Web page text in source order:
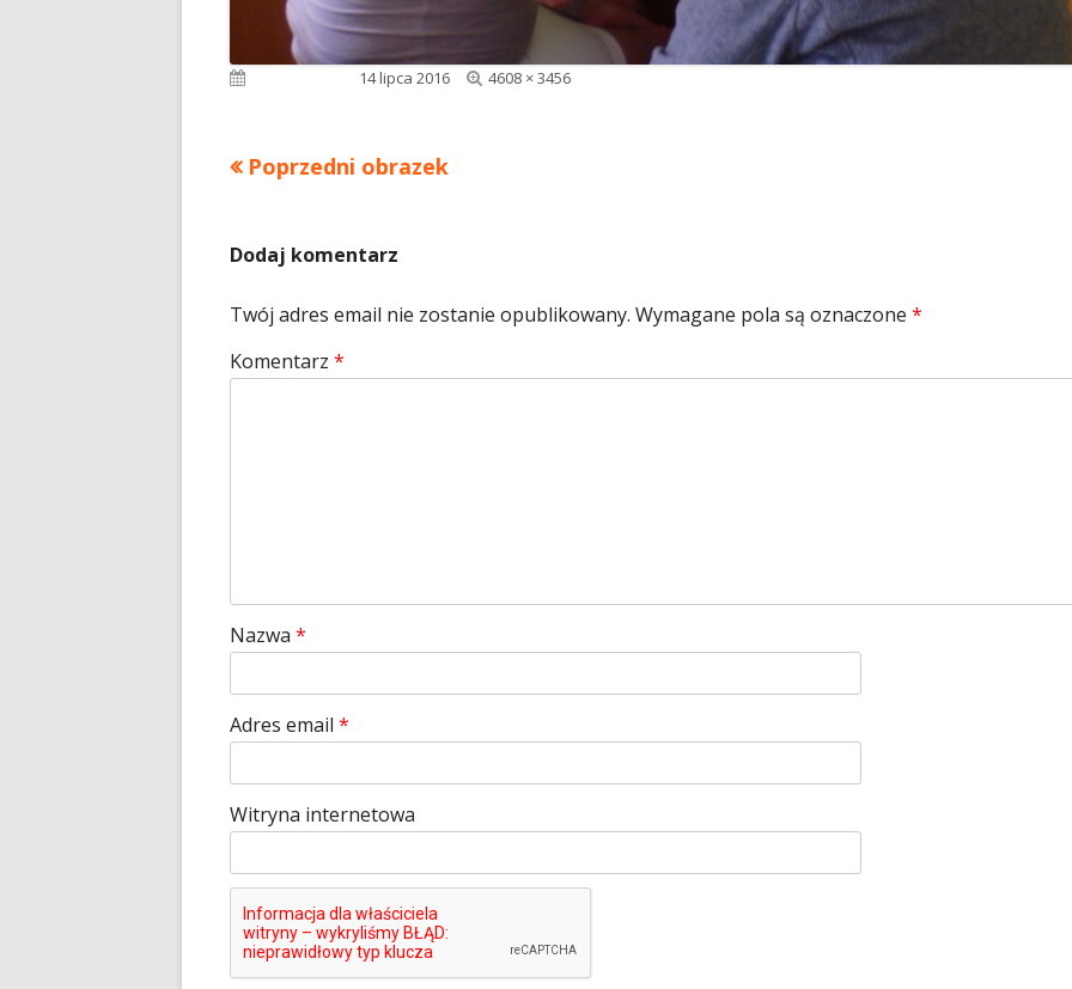
14 lipca 2016
Pełny
4608 × 3456
Poprzedni obrazek
Dodaj komentarz
Twój adres email nie zostanie opublikowany. Wymagane pola są oznaczone *
Komentarz *
Nazwa *
Adres email *
Witryna internetowa